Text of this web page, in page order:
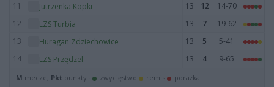
11
Jutrzenka Kopki 13 12
14-70
12
LZS Turbia 13 7
19-62
13
Huragan Zdziechowice 13 5
5-41
14
LZS Przędzel 13 4 9-65
M mecze, Pkt punkty · zwycięstwo remis porażka